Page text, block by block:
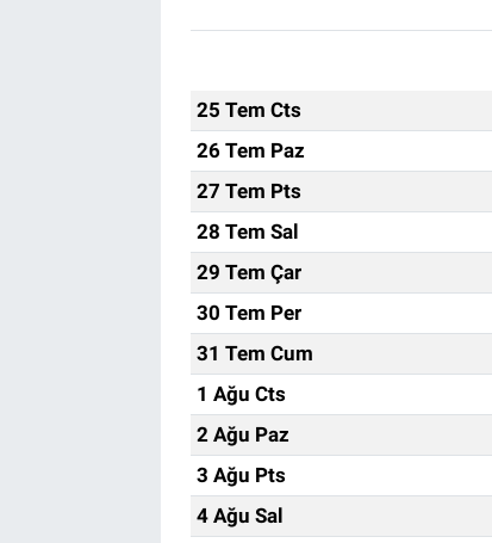
25 Tem Cts
26 Tem Paz
27 Tem Pts
28 Tem Sal
29 Tem Çar
30 Tem Per
31 Tem Cum
1 Ağu Cts
2 Ağu Paz
3 Ağu Pts
4 Ağu Sal